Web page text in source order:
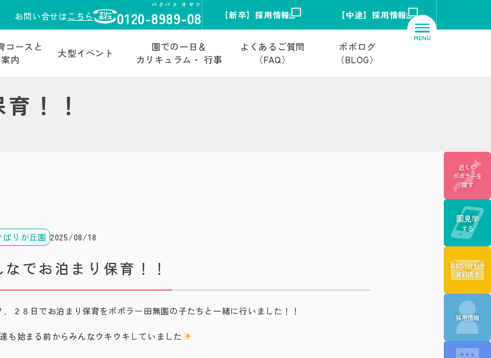
お問い合せはこちら 0120-8989-08
パクパク オヤツ
【新卒】採用情報 【中途】採用情報
コースと
内
大型イベント
園での一日＆
カリキュラム・ 行事
よくあるご質問
（FAQ）
ポポログ
（BLOG）
！！
ばりが丘園 2025/08/18
なでお泊まり保育！！
．２８日でお泊まり保育をポポラー田無園の子たちと一緒に行いました！！
も始まる前からみんなウキウキしていました
近くの
ポポラーを
探す
園見学
する
お問い合わせ
資料請求
採用情報